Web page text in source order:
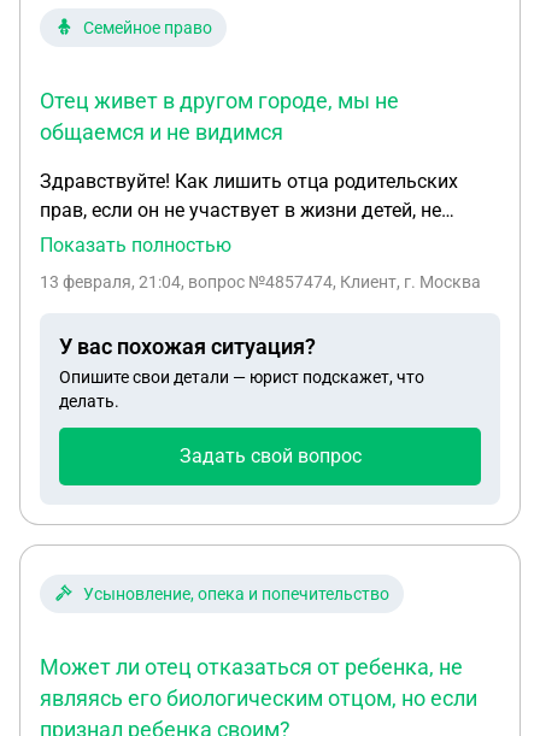
Семейное право
Отец живет в другом городе, мы не
общаемся и не видимся
Здравствуйте! Как лишить отца родительских
прав, если он не участвует в жизни детей, не
платит алименты (но ИП почему-то прекращено.
Отец живет в другом городе, мы не общаемся и не
несколько лет состою в другом браке.
Показать полностью
13 февраля, 21:04, вопрос №4857474, Клиент, г. Москва
У вас похожая ситуация?
Опишите свои детали — юрист подскажет, что
делать.
Задать свой вопрос
Усыновление, опека и попечительство
Может ли отец отказаться от ребенка, не
являясь его биологическим отцом, но если
признал ребенка своим?